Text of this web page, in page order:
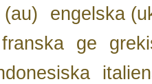
engelska
franska ge